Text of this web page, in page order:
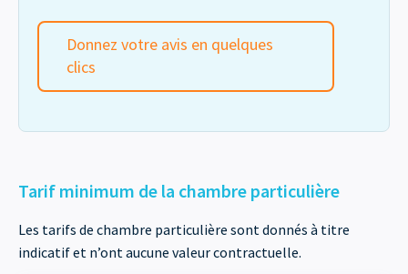
Donnez votre avis en quelques
clics
Tarif minimum de la chambre particulière
Les tarifs de chambre particulière sont donnés à titre
indicatif et n’ont aucune valeur contractuelle.